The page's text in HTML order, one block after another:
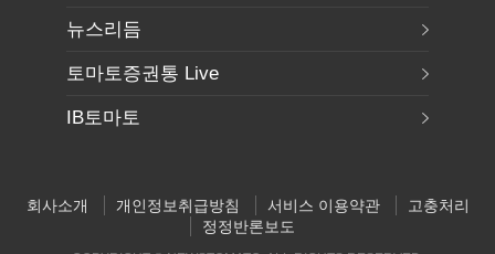
뉴스리듬
토마토증권통 Live
IB토마토
회사소개 개인정보취급방침 서비스 이용약관
고충처리
정정반론보도